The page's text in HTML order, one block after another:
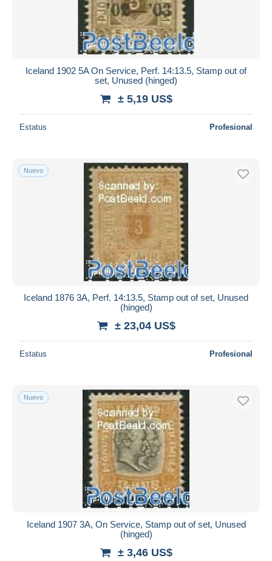
Iceland 1902 5A On Service, Perf. 14:13.5, Stamp out of
set, Unused (hinged)
± 5,19 US$
Estatus Profesional
Nuevo
Iceland 1876 3A, Perf. 14:13.5, Stamp out of set, Unused
(hinged)
± 23,04 US$
Estatus Profesional
Nuevo
Iceland 1907 3A, On Service, Stamp out of set, Unused
(hinged)
± 3,46 US$